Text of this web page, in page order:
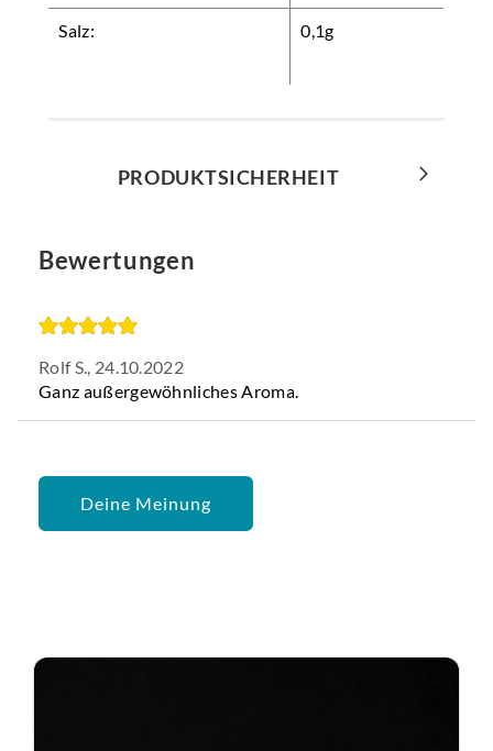
Salz: 0,1g
PRODUKTSICHERHEIT
Bewertungen
Rolf S., 24.10.2022
Ganz außergewöhnliches Aroma.
Deine Meinung